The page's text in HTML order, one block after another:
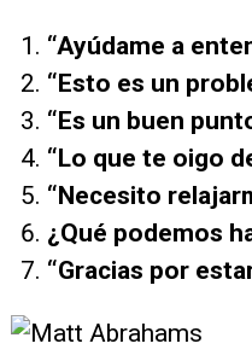
“Ayúdame a
“Esto es un
“Es un buen
“Lo que te oigo
“Necesito
¿Qué podemos
“Gracias por